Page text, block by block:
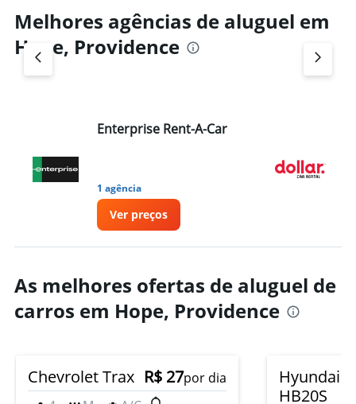
Melhores agências de aluguel em
Hope, Providence
Enterprise Rent-A-Car
1 agência
Ver preços
As melhores ofertas de aluguel de
carros em Hope, Providence
Chevrolet Trax R$ 27por dia
Hyundai
HB20S